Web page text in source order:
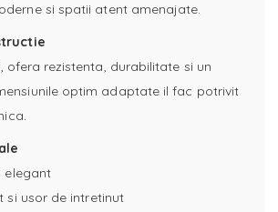
si spatii atent amenajate.
ofera rezistenta, durabilitate si un
optim adaptate il fac potrivit
elegant
si usor de intretinut